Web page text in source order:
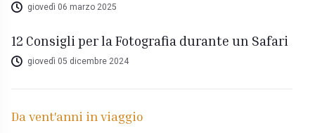
giovedì 06 marzo 2025
12 Consigli per la Fotografia durante un Safari
giovedì 05 dicembre 2024
Da vent'anni in viaggio